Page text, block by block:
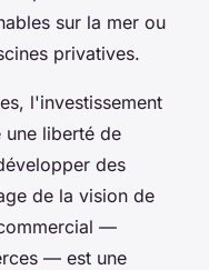
sur la mer ou
privatives.
l'investissement
une liberté de
des
de la vision de
—
— est une